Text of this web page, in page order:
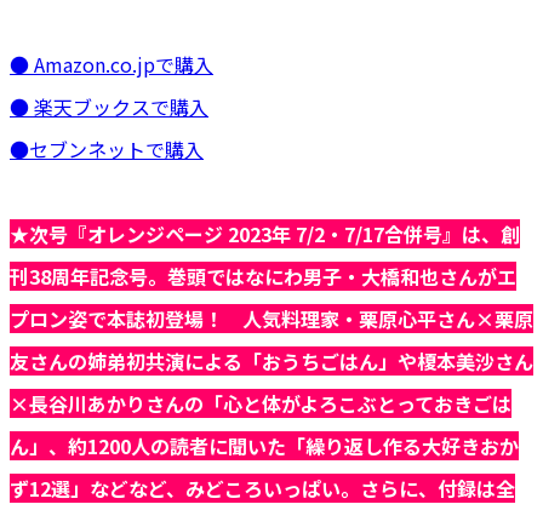
● Amazon.co.jpで購入
● 楽天ブックスで購入
●セブンネットで購入
★次号『オレンジページ 2023年 7/2・7/17合併号』は、創
刊38周年記念号。巻頭ではなにわ男子・大橋和也さんがエ
プロン姿で本誌初登場！ 人気料理家・栗原心平さん×栗原
友さんの姉弟初共演による「おうちごはん」や榎本美沙さん
×長谷川あかりさんの「心と体がよろこぶとっておきごは
ん」、約1200人の読者に聞いた「繰り返し作る大好きおか
ず12選」などなど、みどころいっぱい。さらに、付録は全